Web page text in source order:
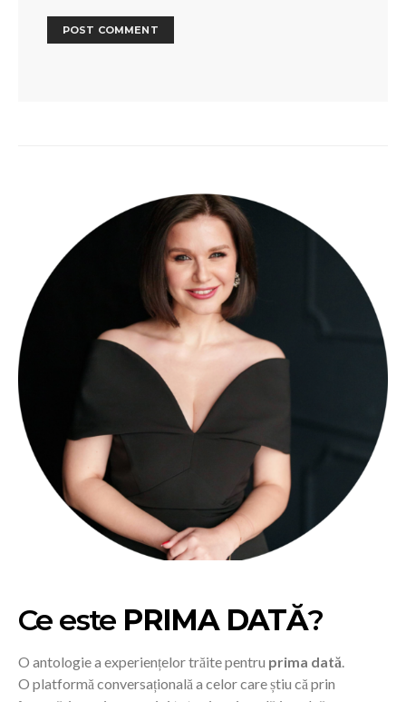
Ce este PRIMA DATĂ?
O antologie a experiențelor trăite pentru prima dată
O platformă conversațională a celor care știu că prin